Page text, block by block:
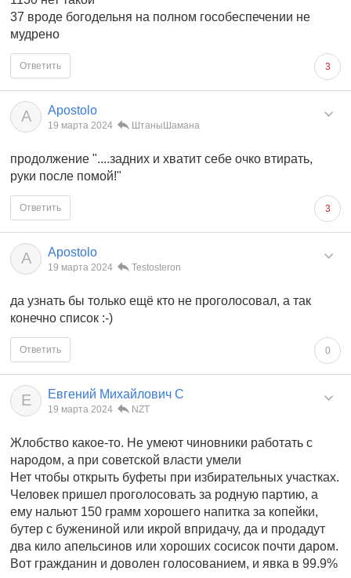
37 вроде богодельня на полном гособеспечении не
мудрено
3
Ответить
A Apostolo
19 марта 2024 ШтаныШамана
продолжение "....задних и хватит себе очко втирать,
руки после помой!"
3
Ответить
A Apostolo
19 марта 2024 Testosteron
да узнать бы только ещё кто не проголосовал, а так
конечно список :-)
0
Ответить
Е Евгений Михайлович С
19 марта 2024 NZT
Жлобство какое-то. Не умеют чиновники работать с
народом, а при советской власти умели
Нет чтобы открыть буфеты при избирательных участках.
Человек пришел проголосовать за родную партию, а
ему нальют 150 грамм хорошего напитка за копейки,
бутер с бужениной или икрой впридачу, да и продадут
два кило апельсинов или хороших сосисок почти даром.
Вот гражданин и доволен голосованием, и явка в 99.9%